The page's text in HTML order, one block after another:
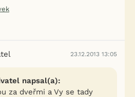
23.12.2013 13:05
napsal(a):
za dveřmi a Vy se tady